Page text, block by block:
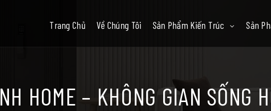
Trang Chủ Về Chúng Tôi Sản Phẩm Kiến Trúc Sản
NH HOME – KHÔNG GIAN SỐNG